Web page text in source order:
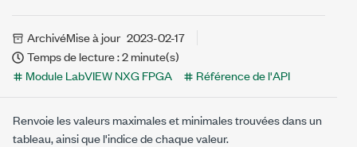
ArchivéMise à jour 2023-02-17
Temps de lecture : 2 minute(s)
Module LabVIEW NXG FPGA
Référence de l'API
Renvoie les valeurs maximales et minimales trouvées dans un
tableau, ainsi que l'indice de chaque valeur.